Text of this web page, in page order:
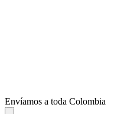
Envíamos a toda Colombia